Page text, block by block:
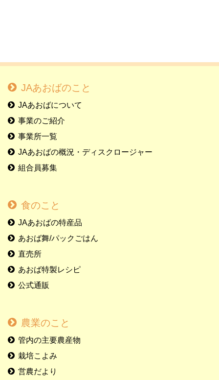
JAあおばのこと
JAあおばについて
事業のご紹介
事業所一覧
JAあおばの概況・ディスクロージャー
組合員募集
食のこと
JAあおばの特産品
あおば舞/パックごはん
直売所
あおば特製レシピ
公式通販
農業のこと
管内の主要農産物
栽培こよみ
営農だより